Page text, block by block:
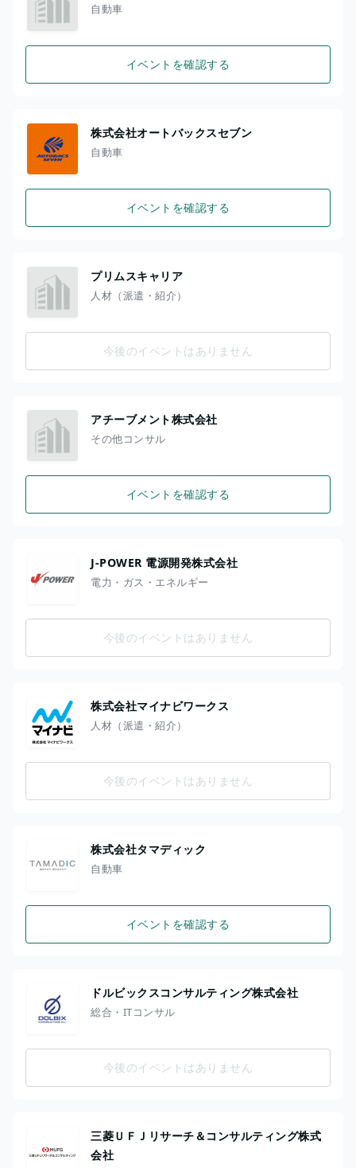
自動車
イベントを確認する
株式会社オートバックスセブン
自動車
イベントを確認する
プリムスキャリア
人材（派遣・紹介）
今後のイベントはありません
アチーブメント株式会社
その他コンサル
イベントを確認する
J-POWER 電源開発株式会社
電力・ガス・エネルギー
今後のイベントはありません
株式会社マイナビワークス
人材（派遣・紹介）
今後のイベントはありません
株式会社タマディック
自動車
イベントを確認する
ドルビックスコンサルティング株式会社
総合・ITコンサル
今後のイベントはありません
三菱ＵＦＪリサーチ＆コンサルティング株式
会社